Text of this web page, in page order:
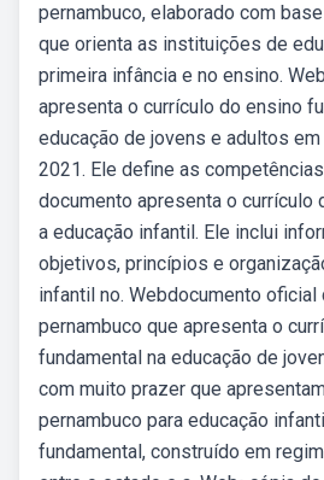
pernambuco, elaborado com
que orienta as instituições de
primeira infância e no ensino.
apresenta o currículo do ensino
educação de jovens e adultos
2021. Ele define as
documento apresenta o currículo
a educação infantil. Ele inclui
objetivos, princípios e
infantil no. Webdocumento oficial
pernambuco que apresenta o
fundamental na educação de
com muito prazer que
pernambuco para educação
fundamental, construído em